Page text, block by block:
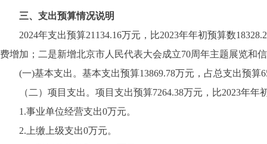
三、支出预算情况说明
2024年支出预算21134.16万元，比2023年年初预算数
费增加；二是新增北京市人民代表大会成立70周年主题展览和
(一)基本支出。基本支出预算13869.78万元，占总支出预算
（二）项目支出。项目支出预算7264.38万元，比2023年年
1.事业单位经营支出0万元。
2.上缴上级支出0万元。